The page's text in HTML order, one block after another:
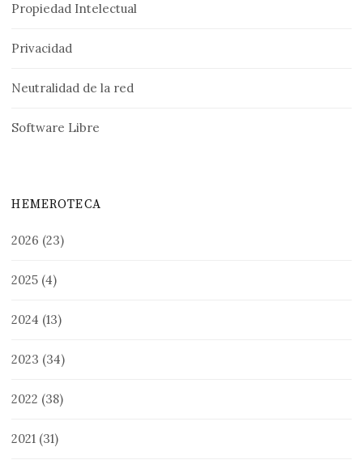
Propiedad Intelectual
Privacidad
Neutralidad de la red
Software Libre
HEMEROTECA
2026 (23)
2025 (4)
2024 (13)
2023 (34)
2022 (38)
2021 (31)